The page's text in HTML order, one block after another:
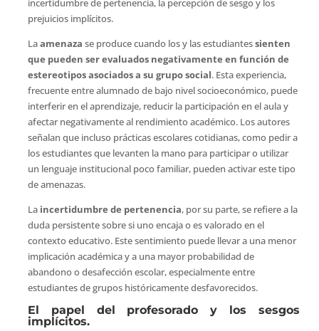
incertidumbre de pertenencia, la percepción de sesgo y los
prejuicios implícitos.
Laamenaza se produce cuando los y las estudiantessienten
que pueden ser evaluados negativamente en función de
estereotipos asociados a su grupo social. Esta experiencia,
frecuente entre alumnado de bajo nivel socioeconómico, puede
interferir en el aprendizaje, reducir la participación en el aula y
afectar negativamente al rendimiento académico. Los autores
señalan que incluso prácticas escolares cotidianas, como pedir a
los estudiantes que levanten la mano para participar o utilizar
un lenguaje institucional poco familiar, pueden activar este tipo
de amenazas.
La incertidumbre de pertenencia, por su parte, se refiere a la
duda persistente sobre si uno encaja o es valorado en el
contexto educativo. Este sentimiento puede llevar a una menor
implicación académica y a una mayor probabilidad de
abandono o desafección escolar, especialmente entre
estudiantes de grupos históricamente desfavorecidos.
El papel del profesorado y los sesgos
implícitos.